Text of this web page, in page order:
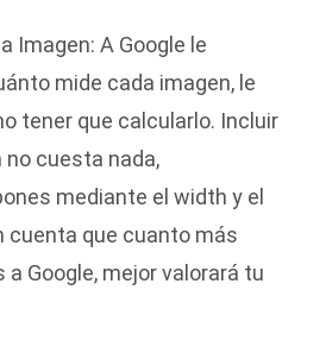
Imagen: A Google le
mide cada imagen, le
tener que calcularlo. Incluir
cuesta nada,
mediante el width y el
cuenta que cuanto más
Google, mejor valorará tu